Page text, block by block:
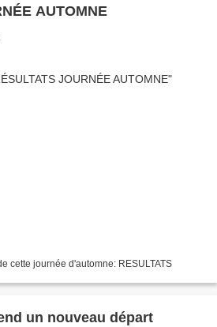
AUTOMNE
cette journée d'automne: RESULTATS
un nouveau départ